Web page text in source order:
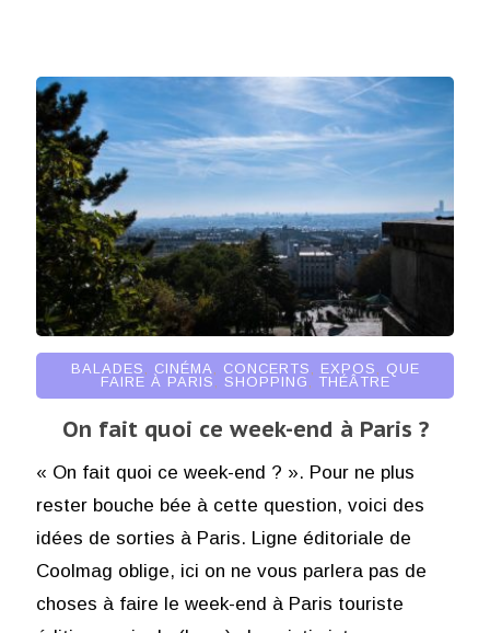
BALADES , CINÉMA, CONCERTS , EXPOS , QUE
FAIRE À PARIS , SHOPPING , THÉÂTRE
On fait quoi ce week-end à Paris ?
« On fait quoi ce week-end ? ». Pour ne plus
rester bouche bée à cette question, voici des
idées de sorties à Paris. Ligne éditoriale de
Coolmag oblige, ici on ne vous parlera pas de
choses à faire le week-end à Paris touriste